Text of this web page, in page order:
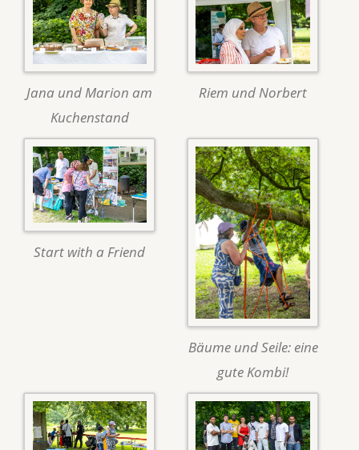
Jana und Marion am
Kuchenstand
Riem und Norbert
Start with a Friend
Bäume und Seile: eine
gute Kombi!